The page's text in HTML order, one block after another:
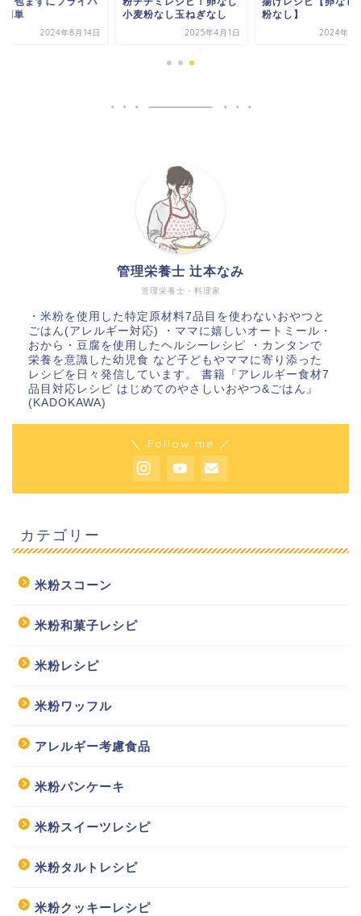
簡単
2024年8月14日
小麦粉なし玉ねぎなし
2025年4月1日
粉なし】
2024年8
管理栄養士・料理家
管理栄養士 辻本なみ
・米粉を使用した特定原材料7品目を使わないおやつと
ごはん(アレルギー対応) ・ママに嬉しいオートミール・
おから・豆腐を使用したヘルシーレシピ ・カンタンで
栄養を意識した幼児食 など子どもやママに寄り添った
レシピを日々発信しています。 書籍『アレルギー食材7
品目対応レシピ はじめてのやさしいおやつ&ごはん』
(KADOKAWA)
＼ Follow me ／
カテゴリー
米粉スコーン
米粉和菓子レシピ
米粉レシピ
米粉ワッフル
アレルギー考慮食品
米粉パンケーキ
米粉スイーツレシピ
米粉タルトレシピ
米粉クッキーレシピ